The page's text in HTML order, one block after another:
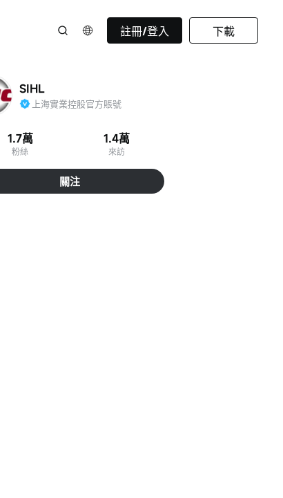
註冊/登入 下載
SIHL
上海實業控股官方賬號
1.7萬
粉絲
1.4萬
來訪
關注